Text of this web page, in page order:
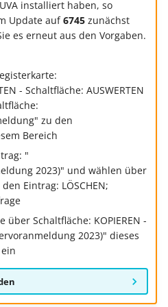
installiert haben, so
Update auf6745zunächst
es erneut aus den Vorgaben.
- Schaltfläche: AUSWERTEN
zu den
Bereich
"
2023)" und wählen über
Eintrag: LÖSCHEN;
über Schaltfläche: KOPIEREN -
2023)" dieses
Mini-one-stop-shop
Zahlungsverkehr
Österreich
Erfassungsvorlagen
Gestaltung von
Eingabemasken
Artikelvarianten: Artikel
in unterschiedlichen
Ausführungen
Streckengeschäft
Unterstützung allgemein
Tabellen
Auswertungen -
Verschiedene Werte
Differenzbesteuerung
§ 25a
Beitragsnachweise
übertragen
GKV-Monatsmeldung
Betriebsaufgabe
Firmenwagen-Rechner
GPSR -
nutzen